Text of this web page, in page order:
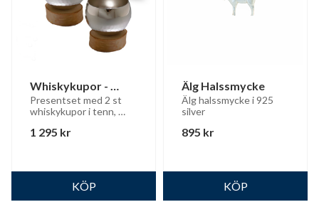
Whiskykupor -
Presentset
Presentset med 2 st
whiskykupor i tenn,
levereras i trälåda
1 295 kr
Älg Halssmycke
Älg halssmycke i 925
silver
895 kr